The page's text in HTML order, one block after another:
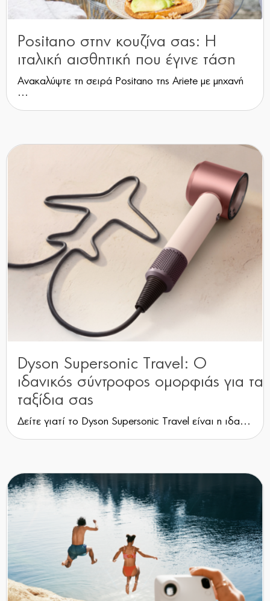
Positano στην κουζίνα σας: Η
ιταλική αισθητική που έγινε τάση
Ανακαλύψτε τη σειρά Positano της Ariete με μηχανή
...
Dyson Supersonic Travel: Ο
ιδανικός σύντροφος ομορφιάς για τα
ταξίδια σας
Δείτε γιατί το Dyson Supersonic Travel είναι η ιδα...